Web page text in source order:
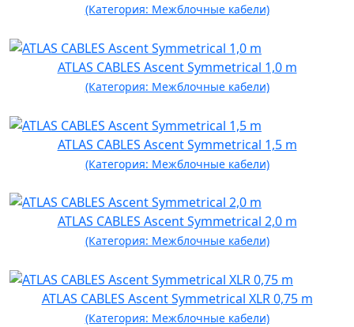
(Категория: Межблочные кабели)
ATLAS CABLES Ascent Symmetrical 1,0 m
(Категория: Межблочные кабели)
ATLAS CABLES Ascent Symmetrical 1,5 m
(Категория: Межблочные кабели)
ATLAS CABLES Ascent Symmetrical 2,0 m
(Категория: Межблочные кабели)
ATLAS CABLES Ascent Symmetrical XLR 0,75 m
(Категория: Межблочные кабели)